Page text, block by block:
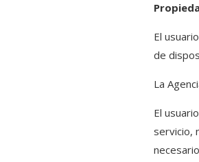
El
de
La
El
servicio,